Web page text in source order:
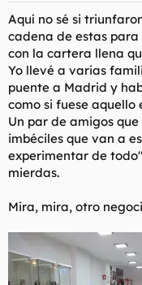
:
Aquí no sé si
cadena de estas
con la cartera llena
Yo llevé a varias
puente a Madrid y
como si fuese aquello
Un par de amigos
imbéciles que van a
experimentar de
mierdas.
Mira, mira, otro